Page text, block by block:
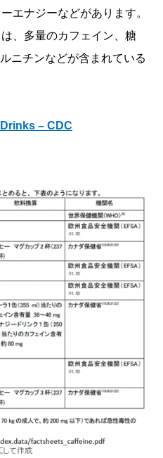
エナジーなどがあります。
、多量のカフェイン、糖
ニチンなどが含まれている
– CDC